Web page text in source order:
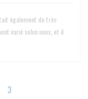
également de très
varié selon nous, et il
3